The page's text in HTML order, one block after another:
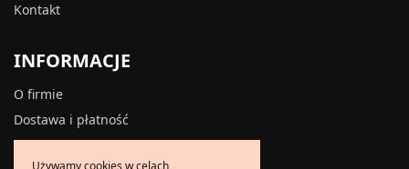
Kontakt
INFORMACJE
O firmie
Dostawa i płatność
Zwroty i reklamacje
Używamy cookies w celach